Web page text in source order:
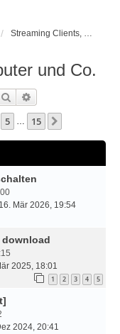
Streaming Clients, Computer und Co.
und Co.
Suche
5 … 15
Mär 2026, 19:54
download
2025, 18:01
1 2 3 4 5
2024, 20:41